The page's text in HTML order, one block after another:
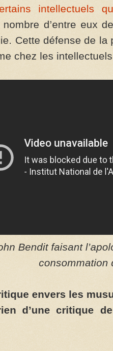
intellectuels
d’entre eux
Cette défense de
chez les
Bendit faisant
consommation
envers les
d’une critique